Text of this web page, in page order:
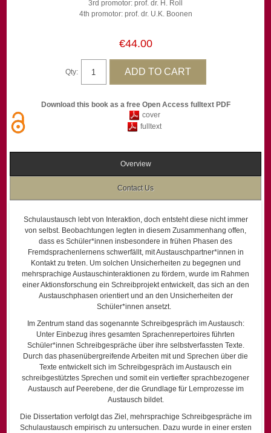
3rd promotor: prof. dr. H. Roll
4th promotor: prof. dr. U.K. Boonen
€44.00
Qty:
Download this book as a free Open Access fulltext PDF
cover
fulltext
Overview
Contact Us
Schulaustausch lebt von Interaktion, doch entsteht diese nicht immer
von selbst. Beobachtungen legten in diesem Zusammenhang offen,
dass es Schüler*innen insbesondere in frühen Phasen des
Fremdsprachenlernens schwerfällt, mit Austauschpartner*innen in
Kontakt zu treten. Um solchen Unsicherheiten zu begegnen und
mehrsprachige Austauschinteraktionen zu fördern, wurde im Rahmen
einer Aktionsforschung ein Schreibprojekt entwickelt, das sich an den
Austauschphasen orientiert und an den Unsicherheiten der
Schüler*innen ansetzt.
Im Zentrum stand das sogenannte Schreibgespräch im Austausch:
Unter Einbezug ihres gesamten Sprachenrepertoires führten
Schüler*innen Schreibgespräche über ihre selbstverfassten Texte.
Durch das phasenübergreifende Arbeiten mit und Sprechen über die
Texte entwickelt sich im Schreibgespräch im Austausch ein
schreibgestütztes Sprechen und somit ein vertiefter sprachbezogener
Austausch auf Peerebene, der die Grundlage für Lernprozesse im
Austausch bildet.
Die Dissertation verfolgt das Ziel, mehrsprachige Schreibgespräche im
Schulaustausch empirisch zu untersuchen. Dazu wurde in einer ersten